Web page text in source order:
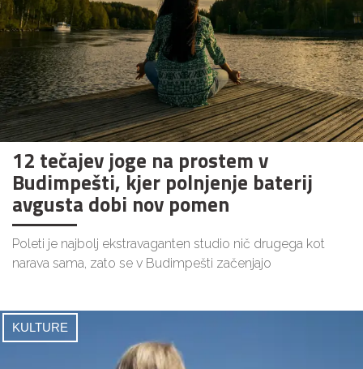
12 tečajev joge na prostem v
Budimpešti, kjer polnjenje baterij
avgusta dobi nov pomen
Poleti je najbolj ekstravaganten studio nič drugega kot
narava sama, zato se v Budimpešti začenjajo
KULTURE